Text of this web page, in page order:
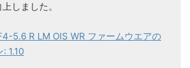
しました。
5.6 R LM OIS WR ファームウエアの
1.10